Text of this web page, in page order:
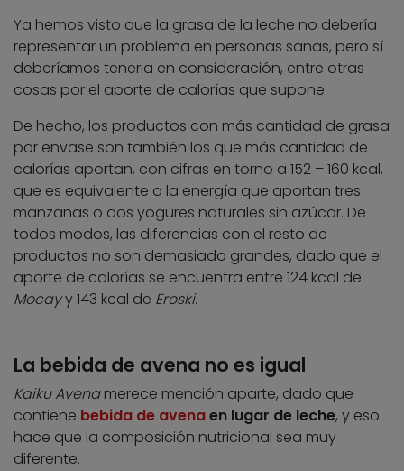
Ya hemos visto que la grasa de la leche no debería
representar un problema en personas sanas, pero sí
deberíamos tenerla en consideración, entre otras
cosas por el aporte de calorías que supone.
De hecho, los productos con más cantidad de grasa
por envase son también los que más cantidad de
calorías aportan, con cifras en torno a 152 – 160 kcal,
que es equivalente a la energía que aportan tres
manzanas o dos yogures naturales sin azúcar. De
todos modos, las diferencias con el resto de
productos no son demasiado grandes, dado que el
aporte de calorías se encuentra entre 124 kcal de
Mocayy 143 kcal de Eroski.
La bebida de avena no es igual
Kaiku Avenamerece mención aparte, dado que
contiene bebida de avenaen lugar de leche, y eso
hace que la composición nutricional sea muy
diferente.